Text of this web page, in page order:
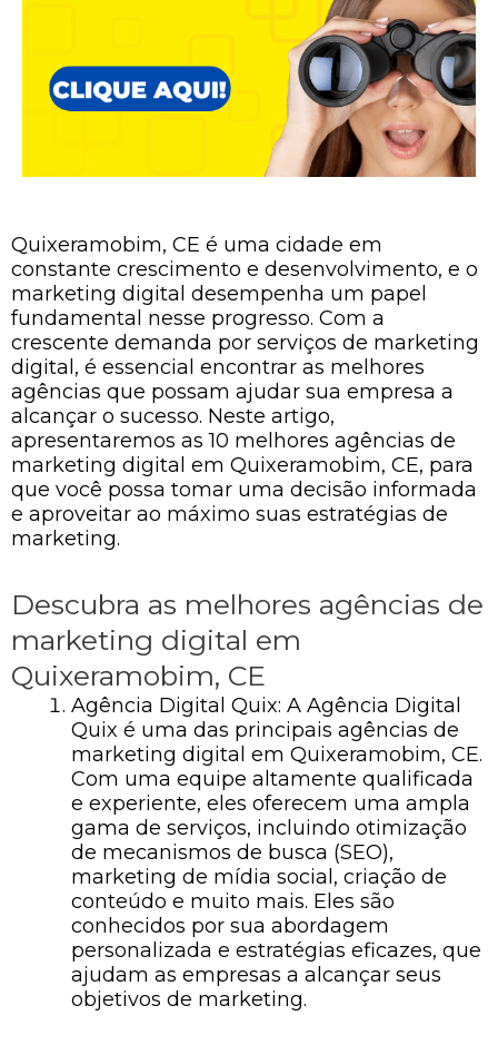
Quixeramobim, CE é uma cidade em
constante crescimento e desenvolvimento, e o
marketing digital desempenha um papel
fundamental nesse progresso. Com a
crescente demanda por serviços de marketing
digital, é essencial encontrar as melhores
agências que possam ajudar sua empresa a
alcançar o sucesso. Neste artigo,
apresentaremos as 10 melhores agências de
marketing digital em Quixeramobim, CE, para
que você possa tomar uma decisão informada
e aproveitar ao máximo suas estratégias de
marketing.
Descubra as melhores agências de
marketing digital em
Quixeramobim, CE
Agência Digital Quix: A Agência Digital
Quix é uma das principais agências de
marketing digital em Quixeramobim, CE.
Com uma equipe altamente qualificada
e experiente, eles oferecem uma ampla
gama de serviços, incluindo otimização
de mecanismos de busca (SEO),
marketing de mídia social, criação de
conteúdo e muito mais. Eles são
conhecidos por sua abordagem
personalizada e estratégias eficazes, que
ajudam as empresas a alcançar seus
objetivos de marketing.